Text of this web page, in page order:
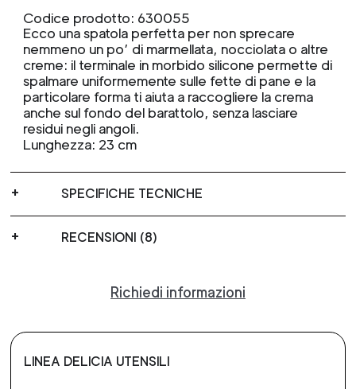
Codice prodotto: 630055
Ecco una spatola perfetta per non sprecare
nemmeno un po’ di marmellata, nocciolata o altre
creme: il terminale in morbido silicone permette di
spalmare uniformemente sulle fette di pane e la
particolare forma ti aiuta a raccogliere la crema
anche sul fondo del barattolo, senza lasciare
residui negli angoli.
Lunghezza: 23 cm
SPECIFICHE TECNICHE
RECENSIONI (8)
Richiedi informazioni
LINEA DELICIA UTENSILI